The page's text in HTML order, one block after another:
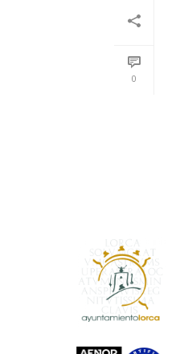
0